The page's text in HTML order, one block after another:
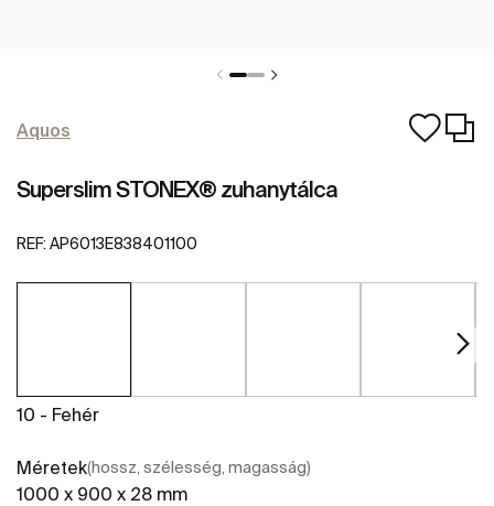
Aquos
Superslim STONEX® zuhanytálca
REF: AP6013E838401100
10 - Fehér
Méretek(hossz, szélesség, magasság)
1000 x 900 x 28 mm